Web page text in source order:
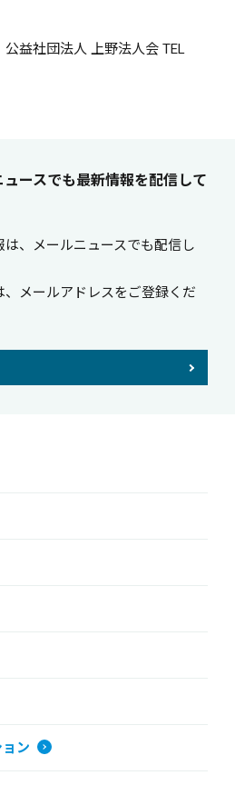
益社団法人 上野法人会 TEL
ースでも最新情報を配信して
、メールニュースでも配信し
メールアドレスをご登録くだ
ン